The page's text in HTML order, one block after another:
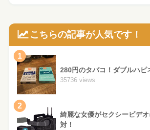
こちらの記事が人気です！
1
280円のタバコ！ダブルハピ
35736 views
2
綺麗な女優がセクシービデ
対！